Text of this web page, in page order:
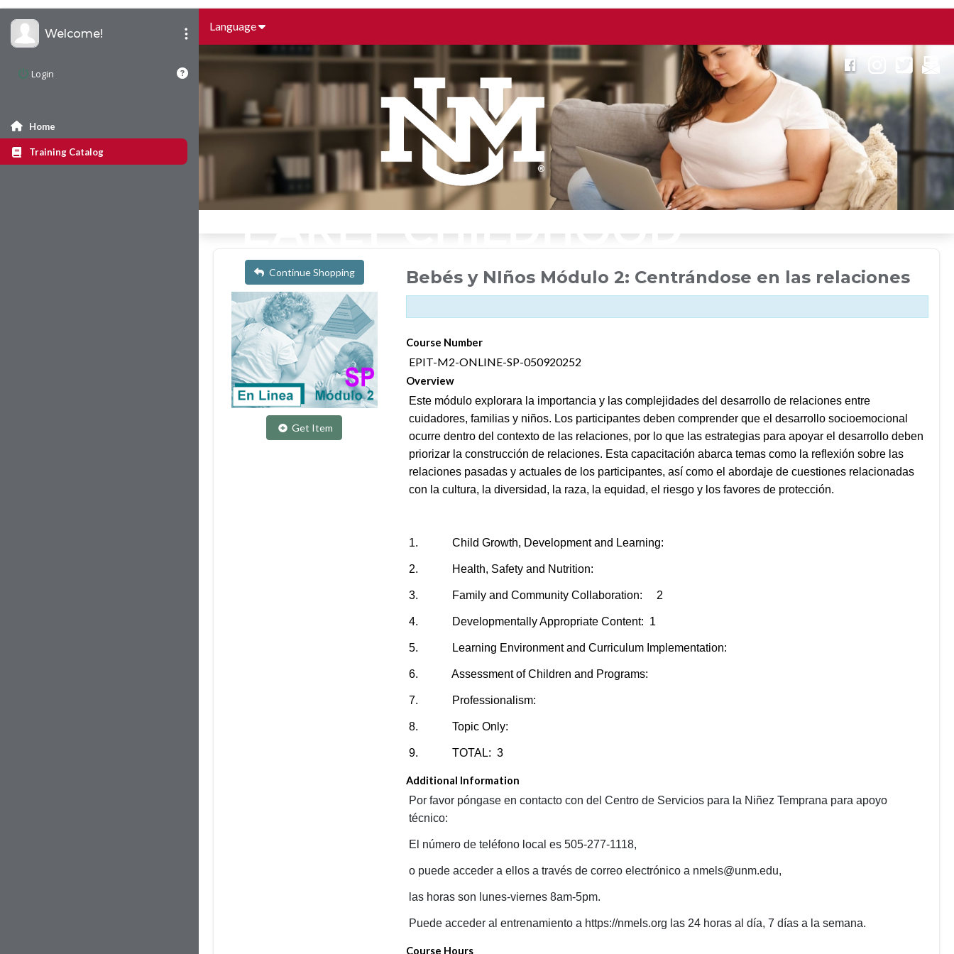
Language
Welcome!
Login
Home
Training Catalog
Continue Shopping
Get Item
Bebés y NIños Módulo 2: Centrándose en las relaciones
Course Number
EPIT-M2-ONLINE-SP-050920252
Overview
Este módulo explorara la importancia y las complejidades del desarrollo de relaciones entre
cuidadores, familias y niños. Los participantes deben comprender que el desarrollo socioemocional
ocurre dentro del contexto de las relaciones, por lo que las estrategias para apoyar el desarrollo deben
priorizar la construcción de relaciones. Esta capacitación abarca temas como la reflexión sobre las
relaciones pasadas y actuales de los participantes, así como el abordaje de cuestiones relacionadas
con la cultura, la diversidad, la raza, la equidad, el riesgo y los favores de protección.
1. Child Growth, Development and Learning:
2. Health, Safety and Nutrition:
3. Family and Community Collaboration: 2
4. Developmentally Appropriate Content: 1
5. Learning Environment and Curriculum Implementation:
6. Assessment of Children and Programs:
7. Professionalism:
8. Topic Only:
9. TOTAL: 3
Additional Information
Por favor póngase en contacto con del Centro de Servicios para la Niñez Temprana para apoyo
técnico:
El número de teléfono local es 505-277-1118,
o puede acceder a ellos a través de correo electrónico a nmels@unm.edu,
las horas son lunes-viernes 8am-5pm.
Puede acceder al entrenamiento a https://nmels.org las 24 horas al día, 7 días a la semana.
Course Hours